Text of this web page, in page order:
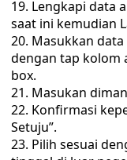
Lengkapi data
saat ini kemudian
Masukkan data
dengan tap kolom
box.
Masukan
Konfirmasi
Setuju”.
Pilih sesuai